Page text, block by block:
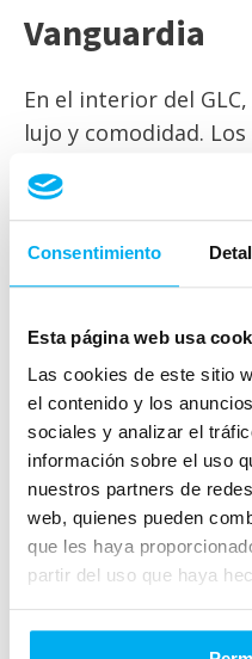
Consentimiento
Esta página web usa
Las cookies de este sitio
el contenido y los
sociales y analizar el
información sobre el uso
nuestros partners de
web, quienes pueden
que les haya
partir del uso que haya
Vanguardia
En el interior del
lujo y comodidad.
combinados con la
generación, crean
igual. Desde el
sido diseñado
conveniencia del
Espacio
de Vida